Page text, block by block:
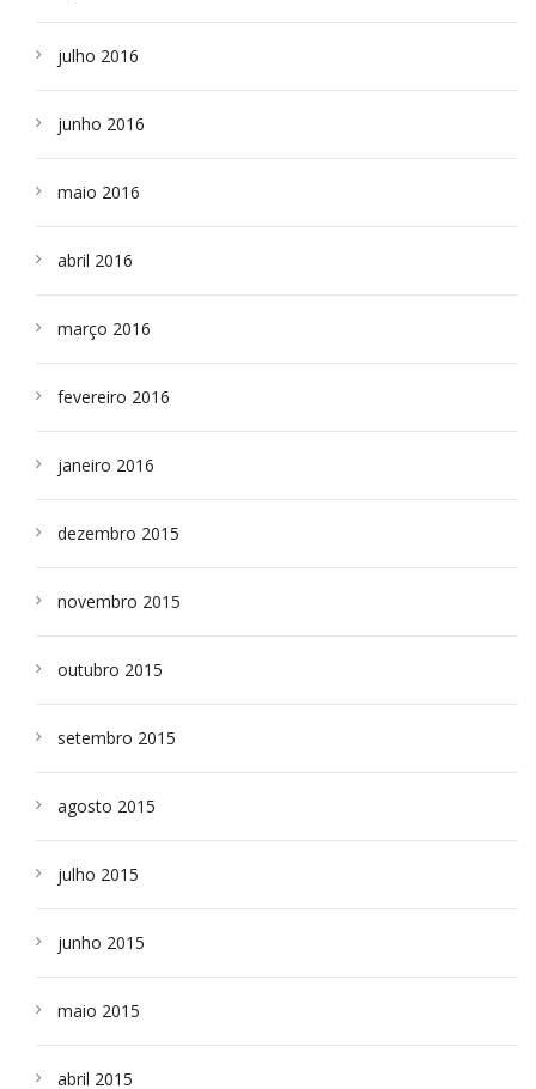
julho 2016
junho 2016
maio 2016
abril 2016
março 2016
fevereiro 2016
janeiro 2016
dezembro 2015
novembro 2015
outubro 2015
setembro 2015
agosto 2015
julho 2015
junho 2015
maio 2015
abril 2015